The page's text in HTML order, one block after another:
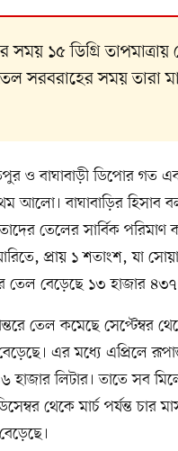
সময় ১৫ ডিগ্রি
সরবরাহের সময় তারা
ও বাঘাবাড়ী ডিপোর গত
আলো। বাঘাবাড়ির হিসাব
তেলের সার্বিক পরিমাণ
প্রায় ১ শতাংশ, যা
তেল বেড়েছে ১৩ হাজার ৪৩৭
তেল কমেছে সেপ্টেম্বর
এর মধ্যে এপ্রিলে
লিটার। তাতে সব
থেকে মার্চ পর্যন্ত চার